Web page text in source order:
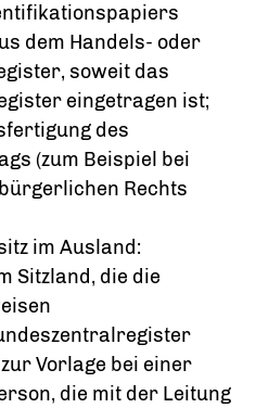
dem Handels- oder
soweit das
eingetragen ist;
des
(zum Beispiel bei
Rechts
im Ausland:
Sitzland, die die
Vorlage bei einer
die mit der Leitung